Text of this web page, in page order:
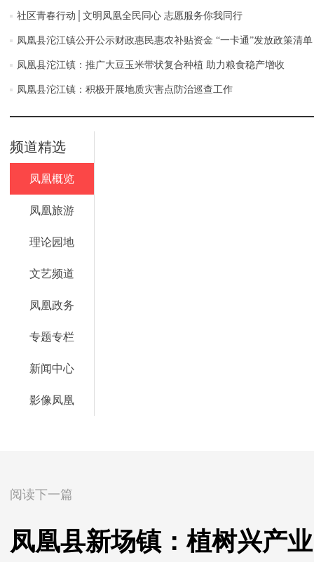
社区青春行动│文明凤凰全民同心 志愿服务你我同行
凤凰县沱江镇公开公示财政惠民惠农补贴资金 “一卡通”发放政策清单
凤凰县沱江镇：推广大豆玉米带状复合种植 助力粮食稳产增收
凤凰县沱江镇：积极开展地质灾害点防治巡查工作
频道精选
凤凰概览
凤凰旅游
理论园地
文艺频道
凤凰政务
专题专栏
新闻中心
影像凤凰
阅读下一篇
凤凰县新场镇：植树兴产